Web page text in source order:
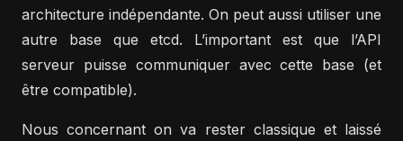
architecture indépendante. On peut aussi utiliser une
autre base que etcd. L’important est que l’API
serveur puisse communiquer avec cette base (et
être compatible).
Nous concernant on va rester classique et laissé